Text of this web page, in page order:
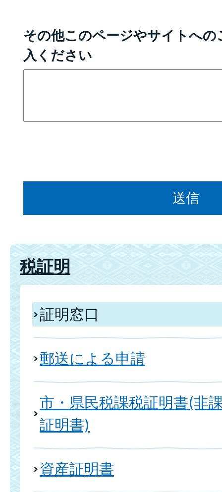
その他このページやサイトへ
入ください
税証明
証明窓口
郵送による申請
市・県民税課税証明書(非
証明書)
資産証明書